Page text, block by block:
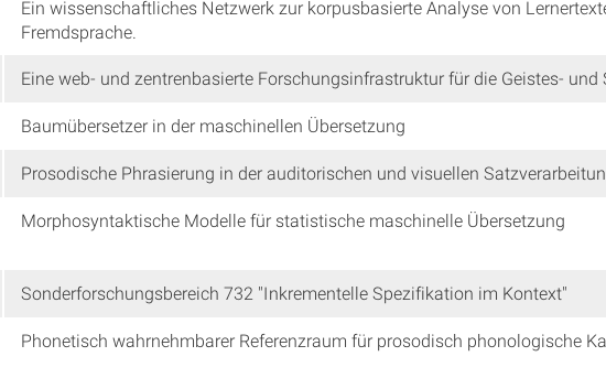
Ein wissenschaftliches Netzwerk zur korpusbasierte Analyse von
Fremdsprache.
Eine web- und zentrenbasierte Forschungsinfrastruktur für die Geistes-
Baumübersetzer in der maschinellen Übersetzung
Prosodische Phrasierung in der auditorischen und visuellen
Morphosyntaktische Modelle für statistische maschinelle Übersetzung
Sonderforschungsbereich 732 "Inkrementelle Spezifikation im Kontext"
Phonetisch wahrnehmbarer Referenzraum für prosodisch phonologische